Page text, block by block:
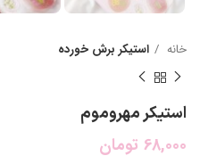
خانه استیکر برش خورده
استیکر مهروموم
68,000 تومان